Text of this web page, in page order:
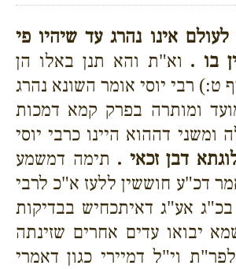
לעולם אינו נהרג עד שיהיו פי
בו . וא"ת והא תנן באלו הן
ט:) רבי יוסי אומר השונא נהרג
ומותרה בפרק קמא דמכות
ומשני דההוא היינו כרבי יוסי
דבן זכאי . תימה דמשמע
דכ"ע חוששין ללעז א"כ לרבי
אע"ג דאיתכחיש בבדיקות
יבואו עדים אחרים שזינתה
וי"ל דמיירי כגון דאמרי